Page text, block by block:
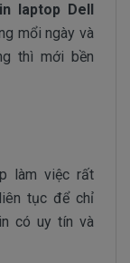
laptop Dell
mổi ngày và
thì mới bền
làm việc rất
tục để chỉ
có uy tín và